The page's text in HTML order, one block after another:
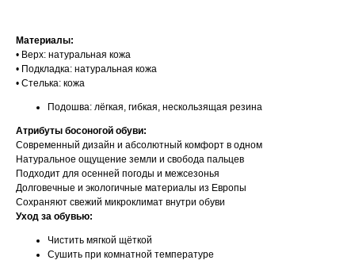
Материалы:
• Верх: натуральная кожа
• Подкладка: натуральная кожа
• Стелька: кожа
Подошва: лёгкая, гибкая, нескользящая резина
Атрибуты босоногой обуви:
Современный дизайн и абсолютный комфорт в одном
Натуральное ощущение земли и свобода пальцев
Подходит для осенней погоды и межсезонья
Долговечные и экологичные материалы из Европы
Сохраняют свежий микроклимат внутри обуви
Уход за обувью:
Чистить мягкой щёткой
Сушить при комнатной температуре